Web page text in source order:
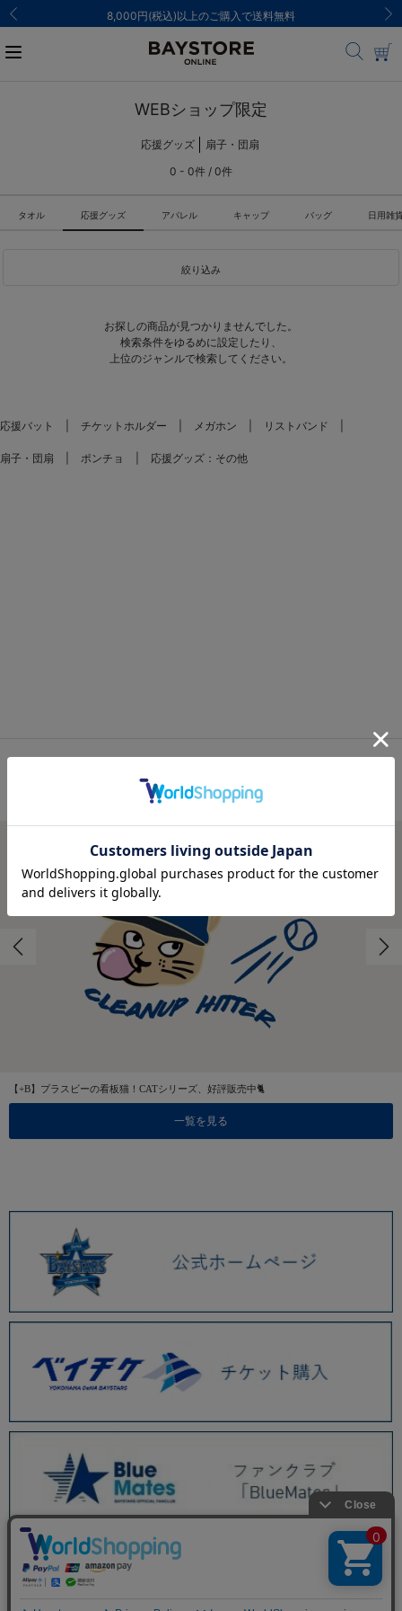
8,000円(税込)以上のご購入で送料無料
WEBショップ限定
応援グッズ
扇子・団扇
0 - 0件 / 0件
タオル 応援グッズ アパレル キャップ バッグ 日用雑
絞り込み
お探しの商品が見つかりませんでした。
検索条件をゆるめに設定したり、
上位のジャンルで検索してください。
応援バット チケットホルダー メガホン リストバンド
扇子・団扇 ポンチョ 応援グッズ：その他
FEATURES
特集
【+B】プラスビーの看板猫！CATシリーズ、好評販売中🐈
一覧を見る